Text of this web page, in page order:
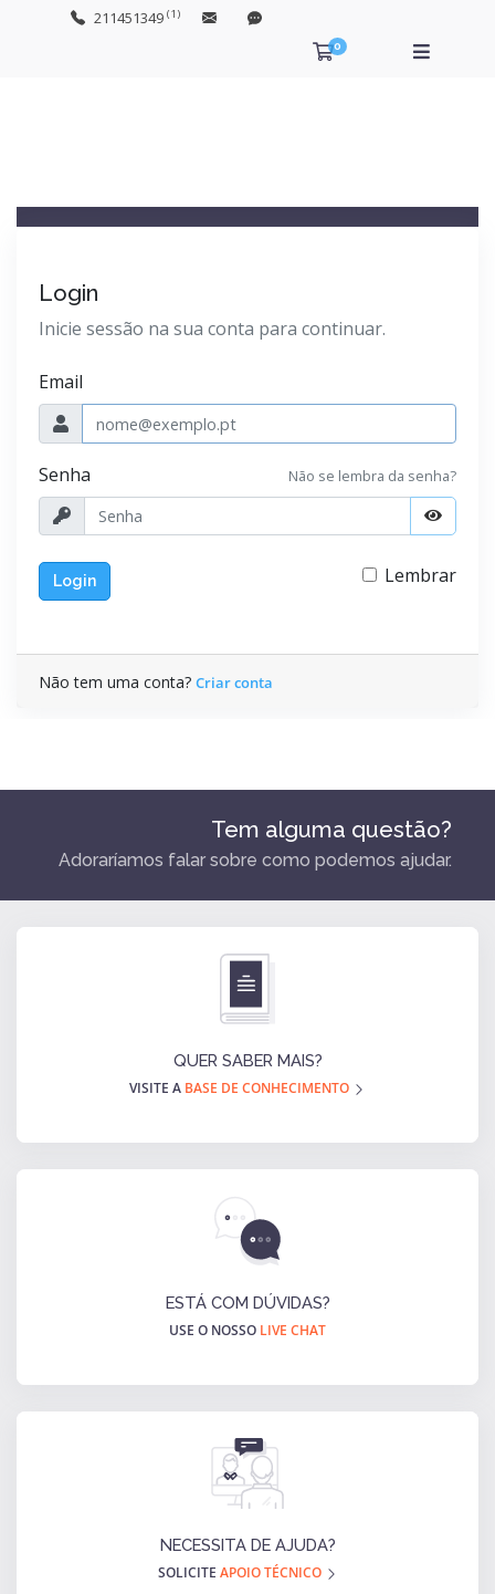
211451349 (1)
0
Carrinho de
Login
Inicie sessão na sua conta para continuar.
Email
Senha Não se lembra da senha?
Login Lembrar
Não tem uma conta? Criar conta
Tem alguma questão?
Adoraríamos falar sobre como podemos ajudar.
QUER SABER MAIS?
VISITE A BASE DE CONHECIMENTO
ESTÁ COM DÚVIDAS?
USE O NOSSO LIVE CHAT
NECESSITA DE AJUDA?
SOLICITE APOIO TÉCNICO